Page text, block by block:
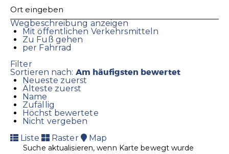
Wegbeschreibung anzeigen
Mit öffentlichen Verkehrsmitteln
Zu Fuß gehen
per Fahrrad
Filter
Sortieren nach: Am häufigsten bewertet
Neueste zuerst
Älteste zuerst
Name
Zufällig
Höchst bewertete
Nicht vergeben
Liste
Raster Map
Suche aktualisieren, wenn Karte bewegt wurde